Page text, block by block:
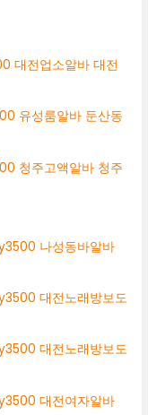
대전업소알바 대전
유성룸알바 둔산동
청주고액알바 청주
나성동바알바
대전노래방보도
대전노래방보도
대전여자알바